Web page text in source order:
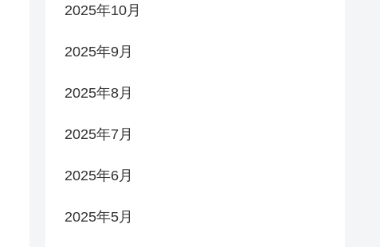
2025年10月
2025年9月
2025年8月
2025年7月
2025年6月
2025年5月